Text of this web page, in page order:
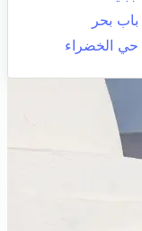
باب بحر
حي الخضراء